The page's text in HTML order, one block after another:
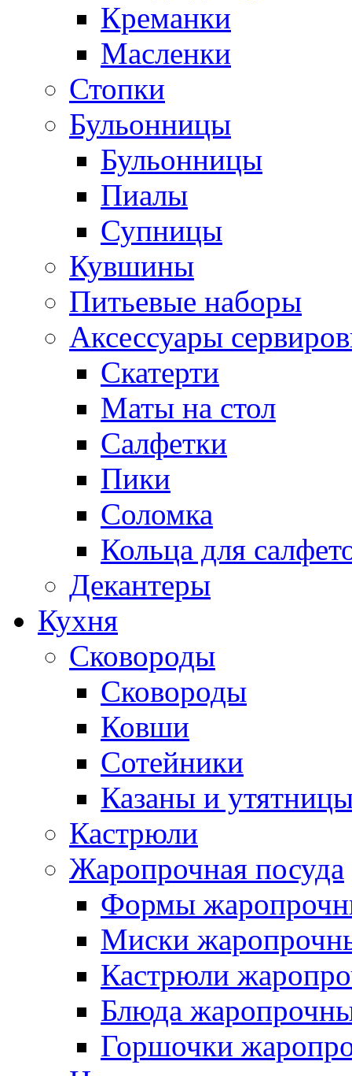
Креманки
Масленки
Стопки
Бульонницы
Бульонницы
Пиалы
Супницы
Кувшины
Питьевые наборы
Аксессуары
Скатерти
Маты на стол
Салфетки
Пики
Соломка
Кольца для
Декантеры
Кухня
Сковороды
Сковороды
Ковши
Сотейники
Казаны и
Кастрюли
Жаропрочная посуда
Формы
Миски
Кастрюли
Блюда
Горшочки